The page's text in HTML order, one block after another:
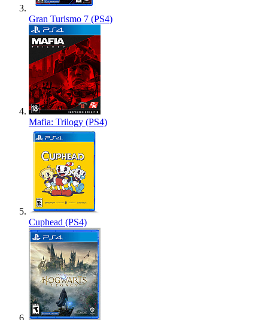
Gran Turismo 7 (PS4)
Mafia: Trilogy (PS4)
Cuphead (PS4)